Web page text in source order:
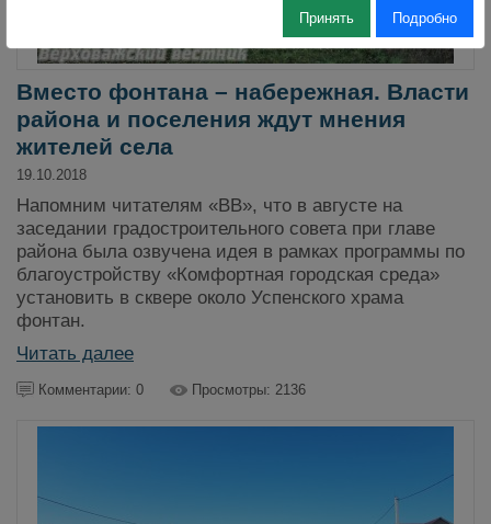
Вместо фонтана – набережная. Власти
района и поселения ждут мнения
жителей села
19.10.2018
Напомним читателям «ВВ», что в августе на
заседании градостроительного совета при главе
района была озвучена идея в рамках программы по
благоустройству «Комфортная городская среда»
установить в сквере около Успенского храма
фонтан.
Читать далее
Комментарии: 0 Просмотры: 2136
Принять Подробно